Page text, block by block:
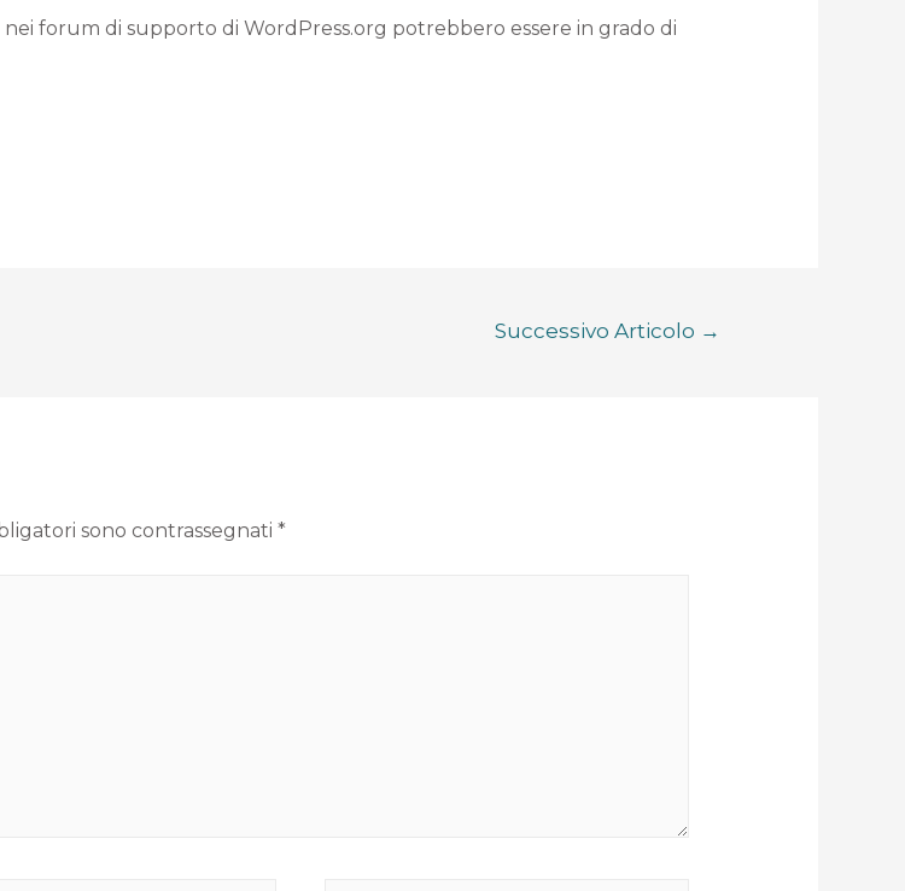
forum di supporto di WordPress.org potrebbero essere in grado di
Successivo Articolo →
sono contrassegnati *